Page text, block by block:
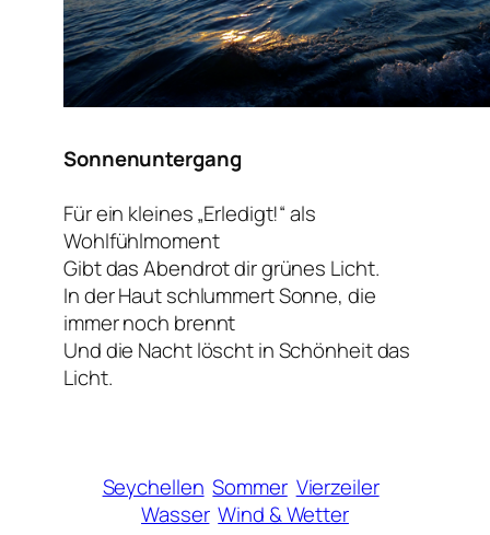
Sonnenuntergang
Für ein kleines „Erledigt!“ als
Wohlfühlmoment
Gibt das Abendrot dir grünes Licht.
In der Haut schlummert Sonne, die
immer noch brennt
Und die Nacht löscht in Schönheit das
Licht.
Seychellen Sommer Vierzeiler
Wasser Wind & Wetter